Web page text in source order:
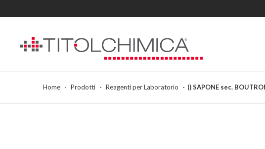
Home Prodotti Reagenti per Laboratorio () SAPONE sec.